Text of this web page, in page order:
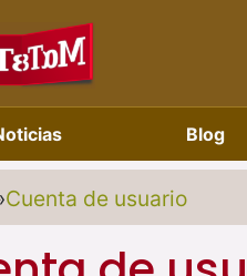
Blog
Cuenta de usuario